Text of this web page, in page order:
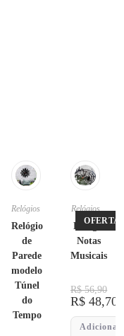
Relógios
Relógio
de
Parede
modelo
Túnel
do
Tempo
OFERTA!
Relógios
Relógio
Notas
Musicais
R$56,90
R$ 48,70
Adicionar